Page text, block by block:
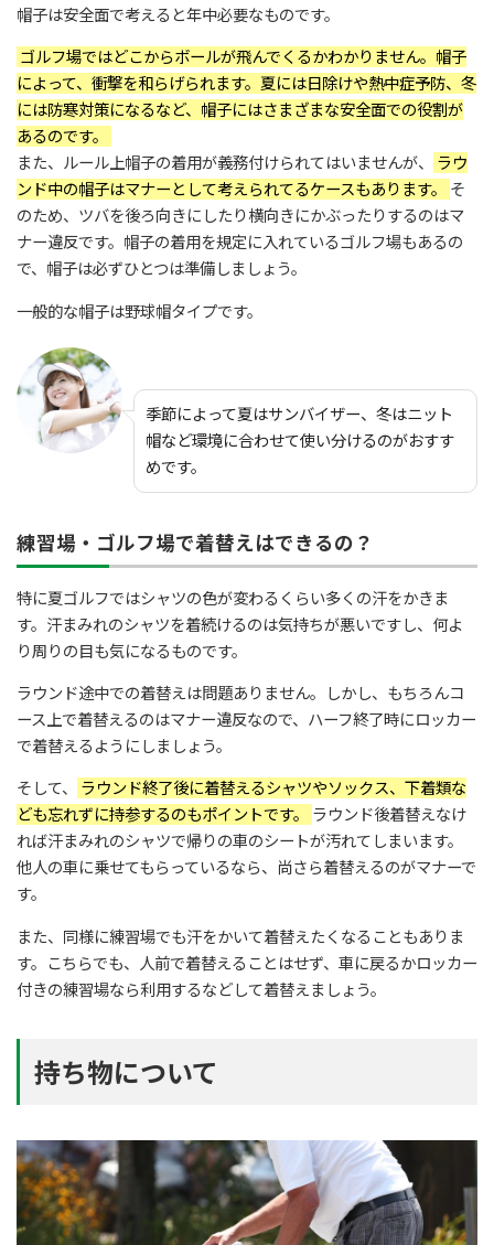
帽子は安全面で考えると年中必要なものです。
ゴルフ場ではどこからボールが飛んでくるかわかりません。帽子
によって、衝撃を和らげられます。夏には日除けや熱中症予防、冬
には防寒対策になるなど、帽子にはさまざまな安全面での役割が
あるのです。
また、ルール上帽子の着用が義務付けられてはいませんが、
ラウ
ンド中の帽子はマナーとして考えられてるケースもあります。 そ
のため、ツバを後ろ向きにしたり横向きにかぶったりするのはマ
ナー違反です。帽子の着用を規定に入れているゴルフ場もあるの
で、帽子は必ずひとつは準備しましょう。
一般的な帽子は野球帽タイプです。
季節によって夏はサンバイザー、冬はニット
帽など環境に合わせて使い分けるのがおすす
めです。
練習場・ゴルフ場で着替えはできるの？
特に夏ゴルフではシャツの色が変わるくらい多くの汗をかきま
す。汗まみれのシャツを着続けるのは気持ちが悪いですし、何よ
り周りの目も気になるものです。
ラウンド途中での着替えは問題ありません。しかし、もちろんコ
ース上で着替えるのはマナー違反なので、ハーフ終了時にロッカー
で着替えるようにしましょう。
そして、
ラウンド終了後に着替えるシャツやソックス、下着類な
ども忘れずに持参するのもポイントです。 ラウンド後着替えなけ
れば汗まみれのシャツで帰りの車のシートが汚れてしまいます。
他人の車に乗せてもらっているなら、尚さら着替えるのがマナーで
す。
また、同様に練習場でも汗をかいて着替えたくなることもありま
す。こちらでも、人前で着替えることはせず、車に戻るかロッカー
付きの練習場なら利用するなどして着替えましょう。
持ち物について